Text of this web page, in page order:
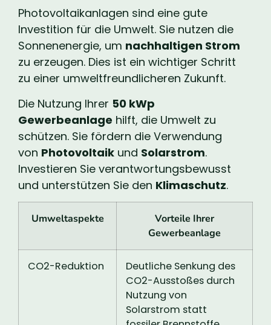
Photovoltaikanlagen sind eine gute
Investition für die Umwelt. Sie nutzen die
Sonnenenergie, um nachhaltigen Strom
zu erzeugen. Dies ist ein wichtiger Schritt
zu einer umweltfreundlicheren Zukunft.
Die Nutzung Ihrer 50 kWp
Gewerbeanlage hilft, die Umwelt zu
schützen. Sie fördern die Verwendung
von Photovoltaik und Solarstrom.
Investieren Sie verantwortungsbewusst
und unterstützen Sie den Klimaschutz.
Umweltaspekte
Vorteile Ihrer
Gewerbeanlage
CO2-Reduktion
Deutliche Senkung des
CO2-Ausstoßes durch
Nutzung von
Solarstrom statt